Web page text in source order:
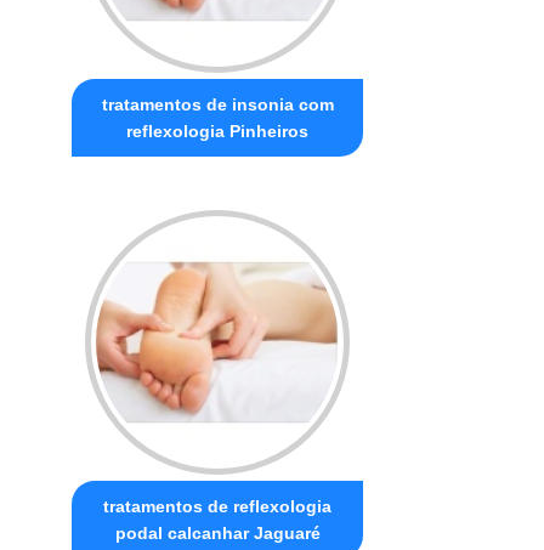
tratamentos de insonia com
reflexologia Pinheiros
tratamentos de reflexologia
podal calcanhar Jaguaré